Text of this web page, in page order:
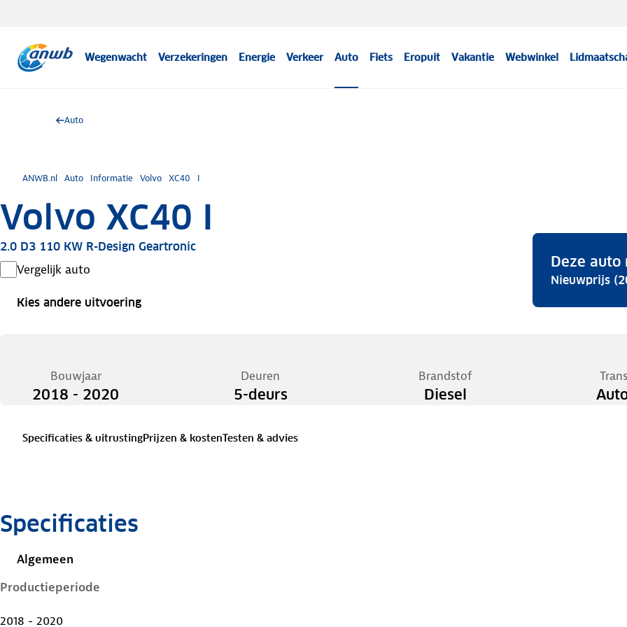
Wegenwacht Verzekeringen Energie Verkeer Auto Fiets Eropuit Vakantie Webwinkel
Auto
ANWB.nl Auto Informatie Volvo XC40 I
Volvo XC40 I
2.0 D3 110 KW R-Design Geartronic
Vergelijk auto
Kies andere uitvoering
Deze auto
Nieuwprijs
Bouwjaar
2018 - 2020
Deuren
5-deurs
Brandstof
Diesel
Specificaties & uitrustingPrijzen & kostenTesten & advies
Specificaties
Algemeen
Productieperiode
2018 - 2020